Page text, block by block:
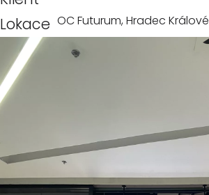
Lokace OC Futurum, Hradec Králové